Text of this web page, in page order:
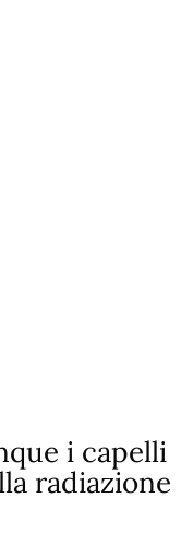
i capelli
radiazione